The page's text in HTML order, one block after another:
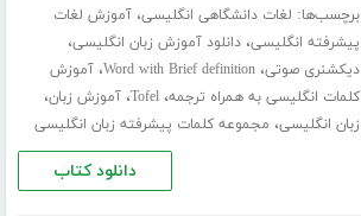
برچسب‌ها: لغات دانشگاهی انگلیسی،آموزش لغات
پیشرفته انگلیسی،دانلود آموزش زبان انگلیسی،
دیکشنری صوتی،Word with Brief definition،آموزش
کلمات انگلیسی به همراه ترجمه،Tofel،آموزش زبان،
زبان انگلیسی، مجموعه کلمات پیشرفته زبان انگلیسی
دانلود کتاب